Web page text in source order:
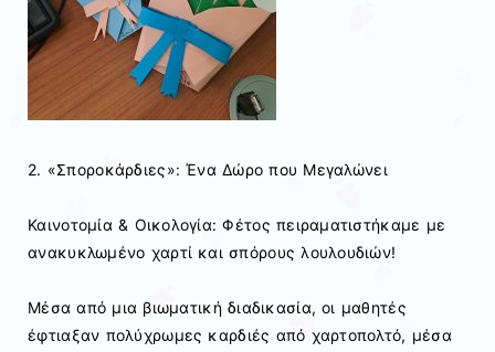
2. «Σποροκάρδιες»: Ένα Δώρο που Μεγαλώνει
Καινοτομία & Οικολογία: Φέτος πειραματιστήκαμε με
ανακυκλωμένο χαρτί και σπόρους λουλουδιών!
Μέσα από μια βιωματική διαδικασία, οι μαθητές
έφτιαξαν πολύχρωμες καρδιές από χαρτοπολτό, μέσα